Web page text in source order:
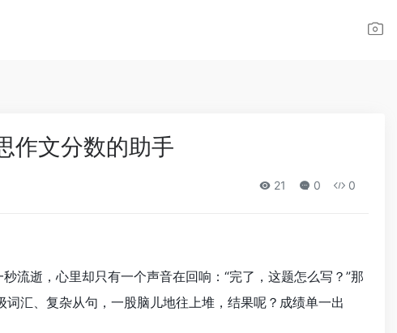
作文分数的助手
21 0 0
流逝，心里却只有一个声音在回响：“完了，这题怎么写？”那
汇、复杂从句，一股脑儿地往上堆，结果呢？成绩单一出